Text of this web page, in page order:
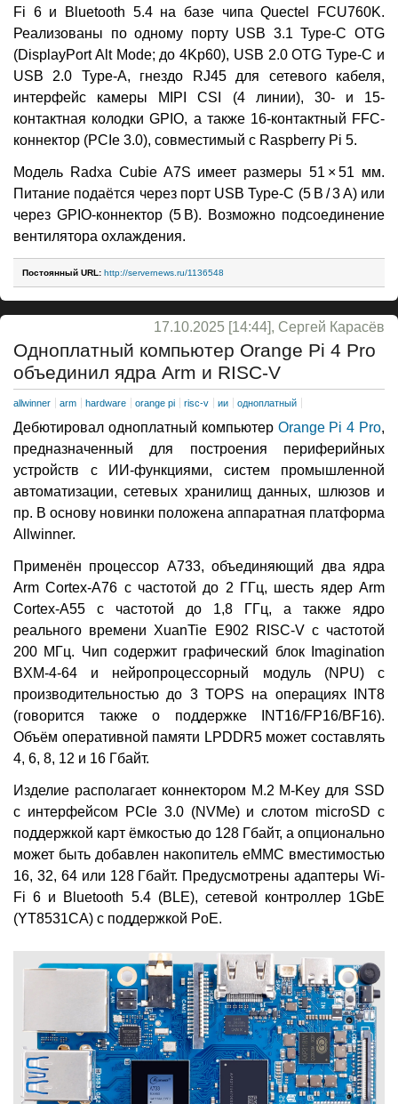
Fi 6 и Bluetooth 5.4 на базе чипа Quectel FCU760K.
Реализованы по одному порту USB 3.1 Type-C OTG
(DisplayPort Alt Mode; до 4Kp60), USB 2.0 OTG Type-C и
USB 2.0 Type-A, гнездо RJ45 для сетевого кабеля,
интерфейс камеры MIPI CSI (4 линии), 30- и 15-
контактная колодки GPIO, а также 16-контактный FFC-
коннектор (PCIe 3.0), совместимый с Raspberry Pi 5.
Модель Radxa Cubie A7S имеет размеры 51 × 51 мм.
Питание подаётся через порт USB Type-C (5 В / 3 A) или
через GPIO-коннектор (5 В). Возможно подсоединение
вентилятора охлаждения.
Постоянный URL: http://servernews.ru/1136548
17.10.2025 [14:44], Сергей Карасёв
Одноплатный компьютер Orange Pi 4 Pro
объединил ядра Arm и RISC-V
allwinner arm hardware orange pi risc-v ии одноплатный
Дебютировал одноплатный компьютер Orange Pi 4 Pro,
предназначенный для построения периферийных
устройств с ИИ-функциями, систем промышленной
автоматизации, сетевых хранилищ данных, шлюзов и
пр. В основу новинки положена аппаратная платформа
Allwinner.
Применён процессор A733, объединяющий два ядра
Arm Cortex-A76 с частотой до 2 ГГц, шесть ядер Arm
Cortex-A55 с частотой до 1,8 ГГц, а также ядро
реального времени XuanTie E902 RISC-V с частотой
200 МГц. Чип содержит графический блок Imagination
BXM-4-64 и нейропроцессорный модуль (NPU) с
производительностью до 3 TOPS на операциях INT8
(говорится также о поддержке INT16/FP16/BF16).
Объём оперативной памяти LPDDR5 может составлять
4, 6, 8, 12 и 16 Гбайт.
Изделие располагает коннектором M.2 M-Key для SSD
с интерфейсом PCIe 3.0 (NVMe) и слотом microSD с
поддержкой карт ёмкостью до 128 Гбайт, а опционально
может быть добавлен накопитель eMMC вместимостью
16, 32, 64 или 128 Гбайт. Предусмотрены адаптеры Wi-
Fi 6 и Bluetooth 5.4 (BLE), сетевой контроллер 1GbE
(YT8531CA) с поддержкой PoE.